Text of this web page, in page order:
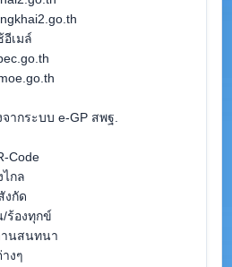
เมล์
ากระบบ e-GP สพฐ.
Code
กล
งกัด
/ร้องทุกข์
านสนทนา
งๆ